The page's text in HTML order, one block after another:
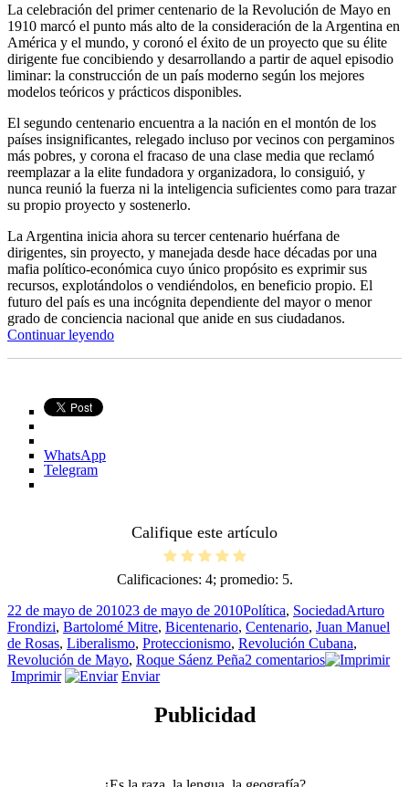
La celebración del primer centenario de la Revolución de Mayo en
1910 marcó el punto más alto de la consideración de la Argentina en
América y el mundo, y coronó el éxito de un proyecto que su élite
dirigente fue concibiendo y desarrollando a partir de aquel episodio
liminar: la construcción de un país moderno según los mejores
modelos teóricos y prácticos disponibles.
El segundo centenario encuentra a la nación en el montón de los
países insignificantes, relegado incluso por vecinos con pergaminos
más pobres, y corona el fracaso de una clase media que reclamó
reemplazar a la elite fundadora y organizadora, lo consiguió, y
nunca reunió la fuerza ni la inteligencia suficientes como para trazar
su propio proyecto y sostenerlo.
La Argentina inicia ahora su tercer centenario huérfana de
dirigentes, sin proyecto, y manejada desde hace décadas por una
mafia político-económica cuyo único propósito es exprimir sus
recursos, explotándolos o vendiéndolos, en beneficio propio. El
futuro del país es una incógnita dependiente del mayor o menor
grado de conciencia nacional que anide en sus ciudadanos.
Continuar leyendo“Segundo
WhatsApp
Telegram
Califique este artículo
Calificaciones: 4; promedio: 5.
Publicado
el
22 de mayo de 201023 de mayo de 2010Categorías
Política, SociedadEtiquetas
Arturo
Frondizi, Bartolomé Mitre, Bicentenario, Centenario, Juan Manuel
de Rosas, Liberalismo, Proteccionismo, Revolución Cubana,
Revolución de Mayo, Roque Sáenz Peña2 comentariosen
Imprimir Enviar
Publicidad